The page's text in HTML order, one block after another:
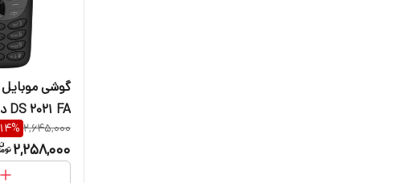
DS 2021 FA دو سیم‌کارت کارکرده در حد
2,645,000
14%
2,258,000